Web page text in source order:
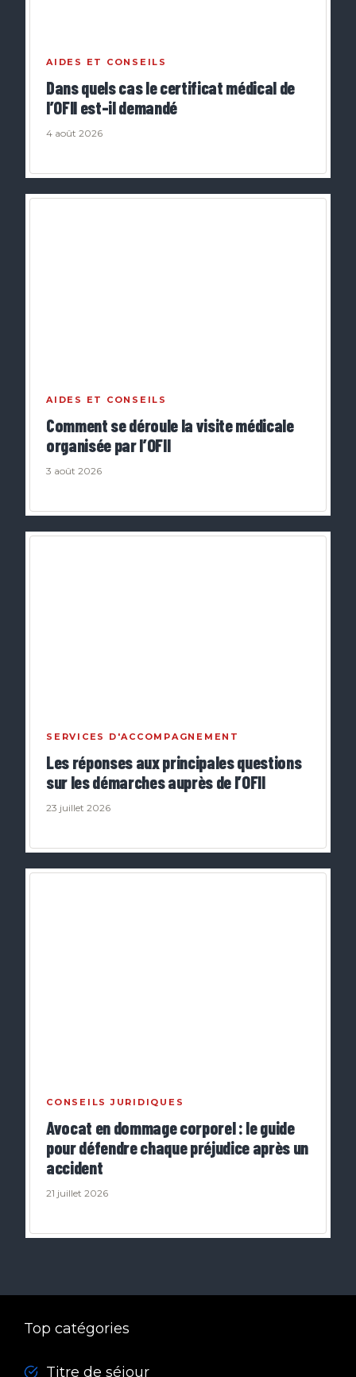
AIDES ET CONSEILS
Dans quels cas le certificat médical de
l’OFII est-il demandé
4 août 2026
AIDES ET CONSEILS
Comment se déroule la visite médicale
organisée par l’OFII
3 août 2026
SERVICES D'ACCOMPAGNEMENT
Les réponses aux principales questions
sur les démarches auprès de l’OFII
23 juillet 2026
CONSEILS JURIDIQUES
Avocat en dommage corporel : le guide
pour défendre chaque préjudice après un
accident
21 juillet 2026
Top catégories
Titre de séjour